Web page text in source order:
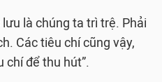
là chúng ta trì trệ. Phải
Các tiêu chí cũng vậy,
chí để thu hút”.